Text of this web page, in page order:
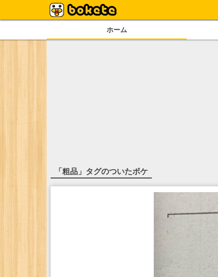
ホーム
「粗品 」タグのついたボケ